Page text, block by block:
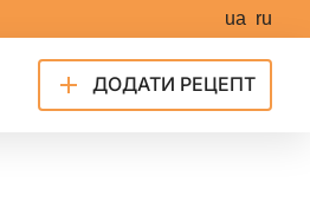
ua ru
ДОДАТИ РЕЦЕПТ